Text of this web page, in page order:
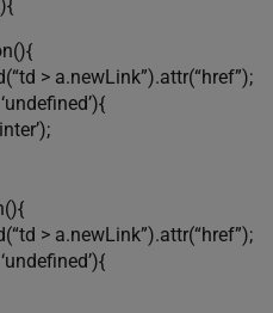
> a.newLink”).attr(“href”);
> a.newLink”).attr(“href”);